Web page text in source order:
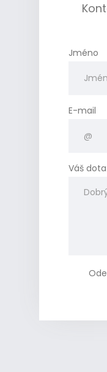
Jméno
E-mail
Váš